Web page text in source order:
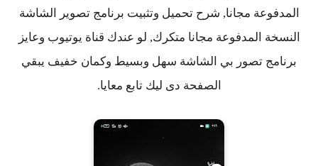
المدفوعة مجانا, شرح تحميل وتثبيت برنامج تصوير الشاشة
النسخة المدفوعة مجانا متكرك, لو عندك قناة يوتيوب وعايز
برنامج تصور بي الشاشة سهل وبسيط وكمان خفيف يبقي
الصفحة دى ليك تابع معايا.